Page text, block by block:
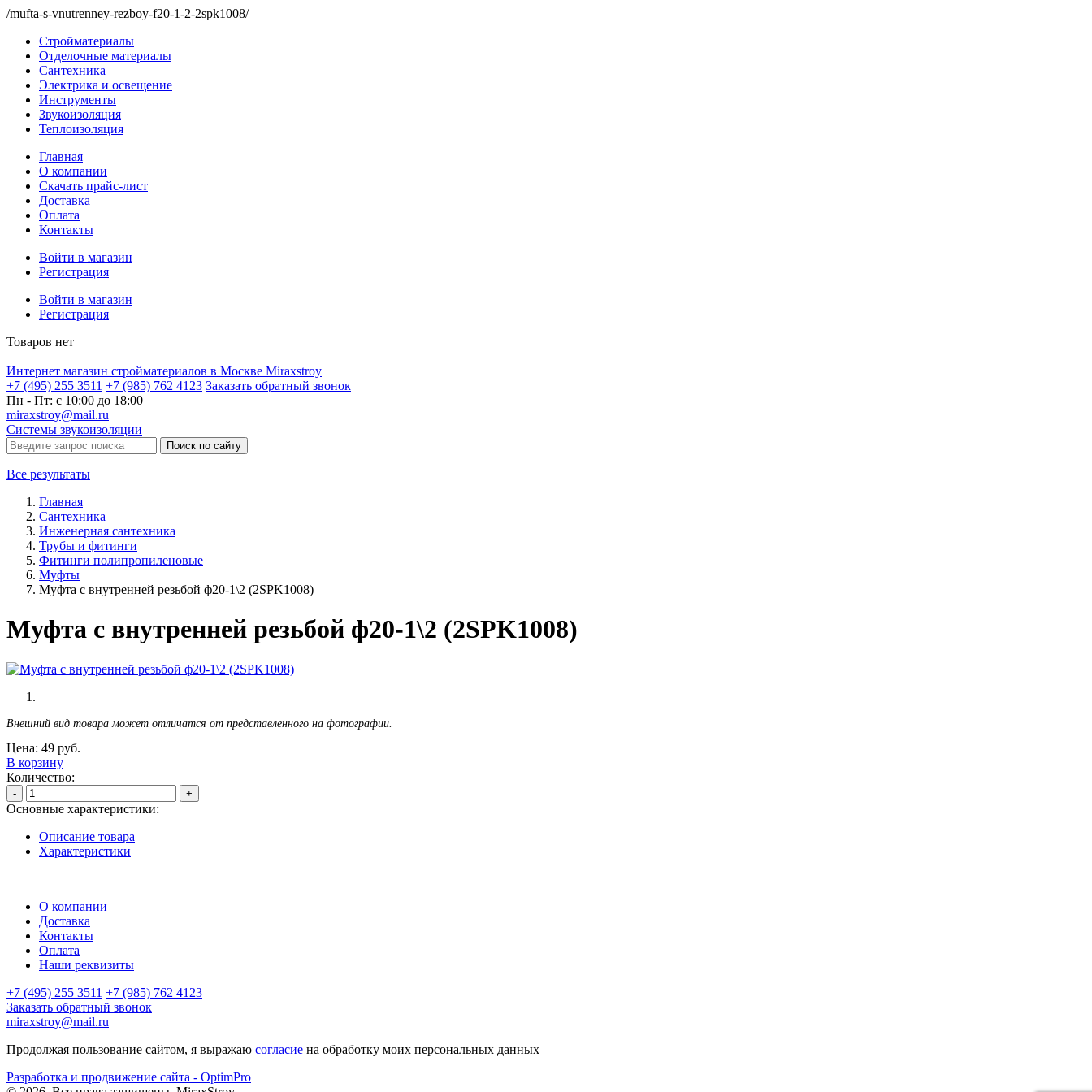
/mufta-s-vnutrenney-rezboy-f20-1-2-2spk1008/
Стройматериалы
Отделочные материалы
Сантехника
Электрика и освещение
Инструменты
Звукоизоляция
Теплоизоляция
Главная
О компании
Скачать прайс-лист
Доставка
Оплата
Контакты
Войти в магазин
Регистрация
Войти в магазин
Регистрация
Товаров нет
Интернет магазин стройматериалов в Москве Miraxstroy
+7 (495) 255 3511 +7 (985) 762 4123 Заказать обратный звонок
Пн - Пт: с 10:00 до 18:00
miraxstroy@mail.ru
Системы звукоизоляции
Поиск по сайту
Все результаты
Главная
Сантехника
Инженерная сантехника
Трубы и фитинги
Фитинги полипропиленовые
Муфты
Муфта с внутренней резьбой ф20-1\2 (2SPK1008)
Муфта с внутренней резьбой ф20-1\2 (2SPK1008)
Внешний вид товара может отличатся от представленного на фотографии.
Цена: 49 руб.
В корзину
Количество:
- +
Основные характеристики:
Описание товара
Характеристики
О компании
Доставка
Контакты
Оплата
Наши реквизиты
+7 (495) 255 3511 +7 (985) 762 4123
Заказать обратный звонок
miraxstroy@mail.ru
Продолжая пользование сайтом, я выражаю согласие на обработку моих персональных данных
Разработка и продвижение сайта - OptimPro